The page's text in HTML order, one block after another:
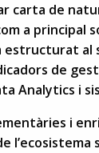
carta de
a
al
de
Analytics i
i